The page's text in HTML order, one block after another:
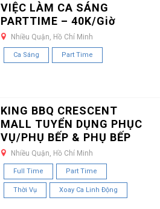
VIỆC LÀM CA SÁNG
PARTTIME – 40K/Giờ
Nhiều Quận, Hồ Chí Minh
Ca Sáng Part Time
KING BBQ CRESCENT
MALL TUYỂN DỤNG PHỤC
VỤ/PHỤ BẾP & PHỤ BẾP
Nhiều Quận, Hồ Chí Minh
Full Time Part Time
Thời Vụ Xoay Ca Linh Động